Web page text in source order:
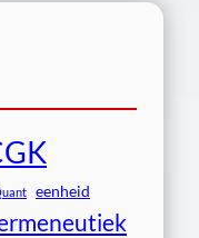
eenheid